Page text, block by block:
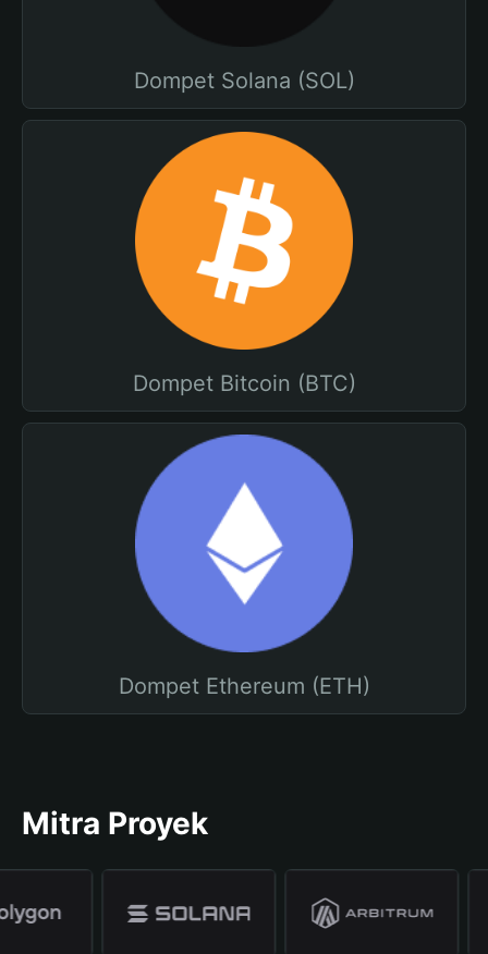
Dompet Solana (SOL)
Dompet Bitcoin (BTC)
Dompet Ethereum (ETH)
Mitra Proyek